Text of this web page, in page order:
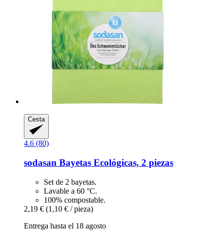
Cesta
4.6 (80)
sodasan Bayetas Ecológicas, 2 piezas
Set de 2 bayetas.
Lavable a 60 °C.
100% compostable.
2,19 € (1,10 € / pieza)
Entrega hasta el 18 agosto